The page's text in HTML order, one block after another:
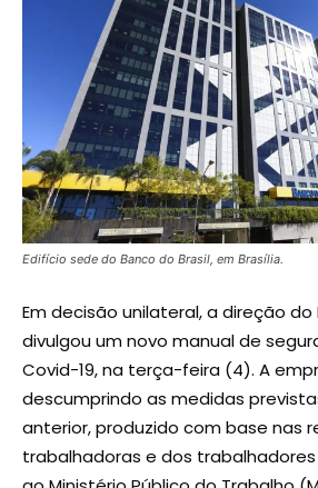
Edifício sede do Banco do Brasil, em Brasília.
Em decisão unilateral, a direção do
divulgou um novo manual de
Covid-19, na terça-feira (4). A
descumprindo as medidas
anterior, produzido com base nas
trabalhadoras e dos